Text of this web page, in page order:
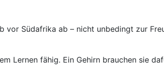
vor Südafrika ab – nicht unbedingt zur
Lernen fähig. Ein Gehirn brauchen sie